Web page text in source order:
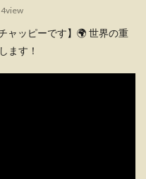
4view
ャッピーです】🌍 世界の重
ます！